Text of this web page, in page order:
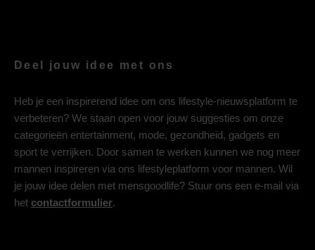
Deel jouw idee met ons
Heb je een inspirerend idee om ons lifestyle-nieuwsplatform te
verbeteren? We staan open voor jouw suggesties om onze
categorieën entertainment, mode, gezondheid, gadgets en
sport te verrijken. Door samen te werken kunnen we nog meer
mannen inspireren via ons lifestyleplatform voor mannen. Wil
je jouw idee delen met mensgoodlife? Stuur ons een e-mail via
het contactformulier.